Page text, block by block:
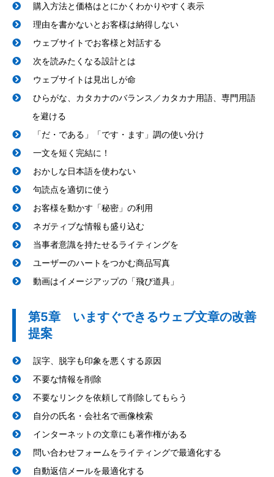
購入方法と価格はとにかくわかりやすく表示
理由を書かないとお客様は納得しない
ウェブサイトでお客様と対話する
次を読みたくなる設計とは
ウェブサイトは見出しが命
ひらがな、カタカナのバランス／カタカナ用語、専門用語
を避ける
「だ・である」「です・ます」調の使い分け
一文を短く完結に！
おかしな日本語を使わない
句読点を適切に使う
お客様を動かす「秘密」の利用
ネガティブな情報も盛り込む
当事者意識を持たせるライティングを
ユーザーのハートをつかむ商品写真
動画はイメージアップの「飛び道具」
第5章 いますぐできるウェブ文章の改善
提案
誤字、脱字も印象を悪くする原因
不要な情報を削除
不要なリンクを依頼して削除してもらう
自分の氏名・会社名で画像検索
インターネットの文章にも著作権がある
問い合わせフォームをライティングで最適化する
自動返信メールを最適化する